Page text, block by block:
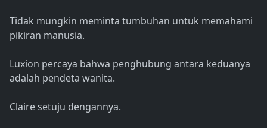
Tidak mungkin meminta tumbuhan untuk memahami
pikiran manusia.
Luxion percaya bahwa penghubung antara keduanya
adalah pendeta wanita.
Claire setuju dengannya.